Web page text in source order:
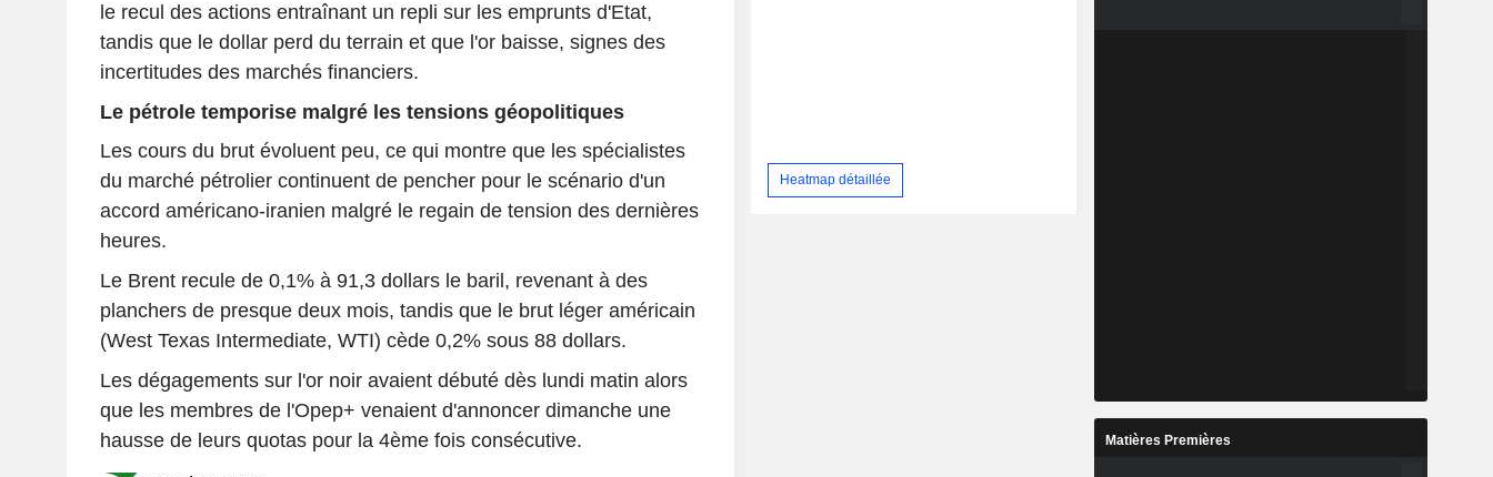
le recul des actions entraînant un repli sur les emprunts d'Etat,
tandis que le dollar perd du terrain et que l'or baisse, signes des
incertitudes des marchés financiers.
Le pétrole temporise malgré les tensions géopolitiques
Les cours du brut évoluent peu, ce qui montre que les spécialistes
du marché pétrolier continuent de pencher pour le scénario d'un
accord américano-iranien malgré le regain de tension des dernières
heures.
Le Brent recule de 0,1% à 91,3 dollars le baril, revenant à des
planchers de presque deux mois, tandis que le brut léger américain
(West Texas Intermediate, WTI) cède 0,2% sous 88 dollars.
Les dégagements sur l'or noir avaient débuté dès lundi matin alors
que les membres de l'Opep+ venaient d'annoncer dimanche une
hausse de leurs quotas pour la 4ème fois consécutive.
Heatmap détaillée
Matières Premières